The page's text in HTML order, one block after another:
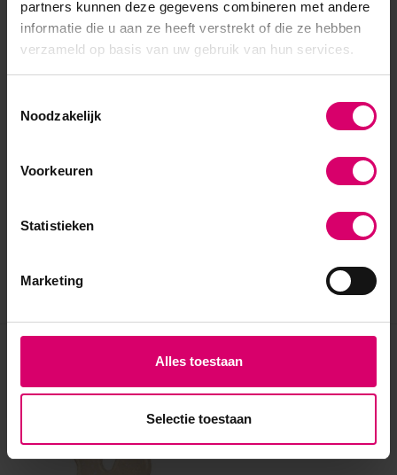
partners kunnen deze gegevens combineren met andere
informatie die u aan ze heeft verstrekt of die ze hebben
verzameld op basis van uw gebruik van hun services.
Noodzakelijk
Voorkeuren
Statistieken
Marketing
Alles toestaan
Selectie toestaan